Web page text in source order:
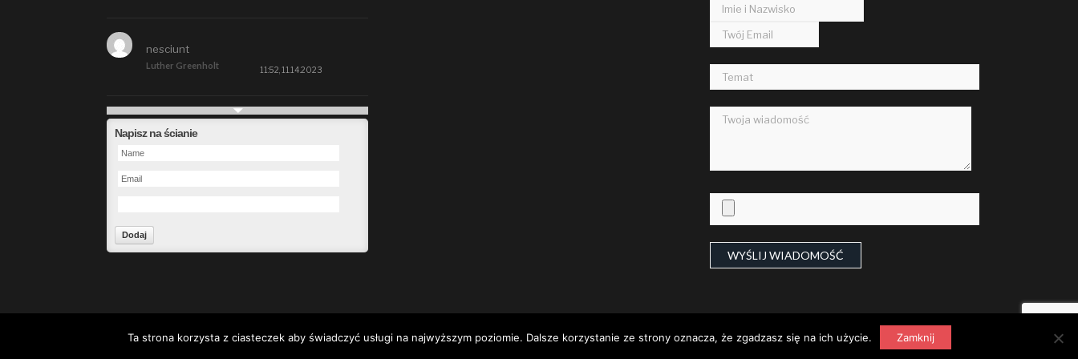
Luther Greenholt
nesciunt
11:52, 11.14.2023
Future
Napisz na ścianie
© 2000-2014 wegliniec24.pl Wszelkie prawa zastrzeżone. | Strona powstała w wyniku połączenia ze stroną ruszow.pl - Strona archiwalna:archiwum.ruszow.pl
Ta strona korzysta z ciasteczek aby świadczyć usługi na najwyższym poziomie. Dalsze korzystanie ze strony oznacza, że zgadzasz się na ich użycie. Zamknij